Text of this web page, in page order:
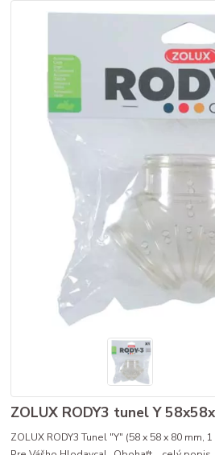
ZOLUX RODY3 tunel Y
ZOLUX RODY3 Tunel "Y" (58 x 58 x 80 mm,